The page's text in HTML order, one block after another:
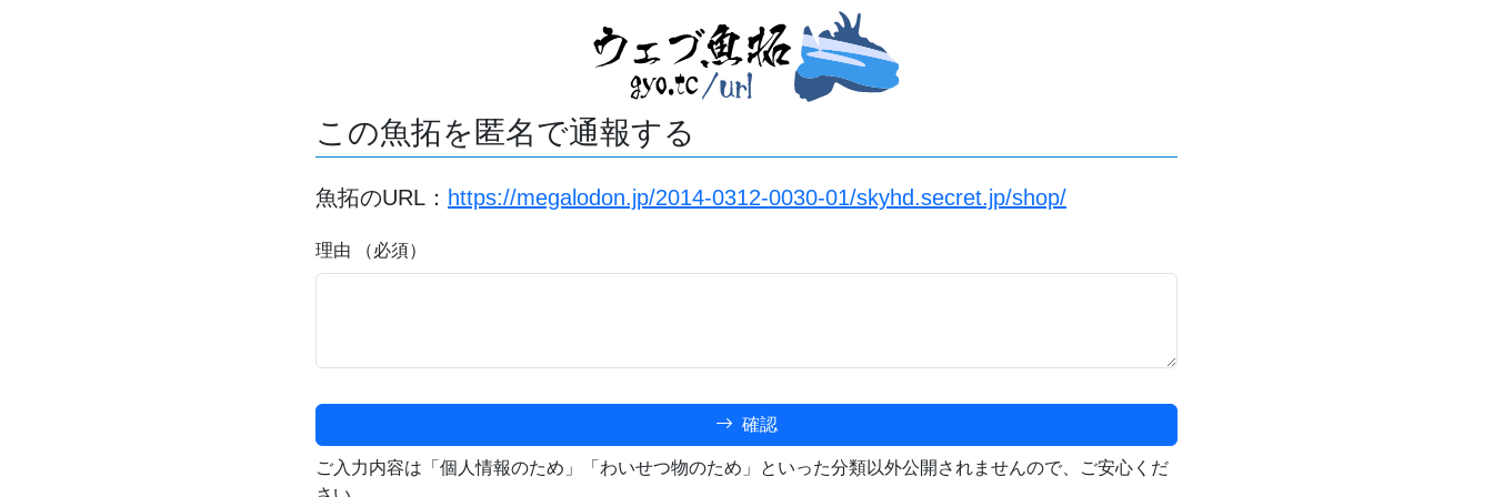
この魚拓を匿名で通報する
魚拓のURL： https://megalodon.jp/2014-0312-0030-01/skyhd.secret.jp/shop/
理由 （必須）
確認
ご入力内容は「個人情報のため」「わいせつ物のため」といった分類以外公開されませんので、ご安心くだ